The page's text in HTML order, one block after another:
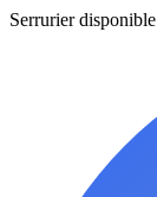
Serrurier disponible